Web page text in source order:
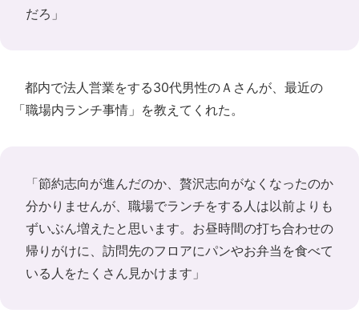
だろ」
都内で法人営業をする30代男性のＡさんが、最近の
「職場内ランチ事情」を教えてくれた。
「節約志向が進んだのか、贅沢志向がなくなったのか
分かりませんが、職場でランチをする人は以前よりも
ずいぶん増えたと思います。お昼時間の打ち合わせの
帰りがけに、訪問先のフロアにパンやお弁当を食べて
いる人をたくさん見かけます」